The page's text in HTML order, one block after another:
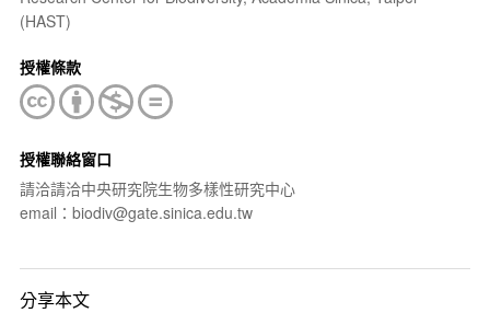
(HAST)
授權條款
授權聯絡窗口
請洽請洽中央研究院生物多樣性研究中心
email：biodiv@gate.sinica.edu.tw
分享本文